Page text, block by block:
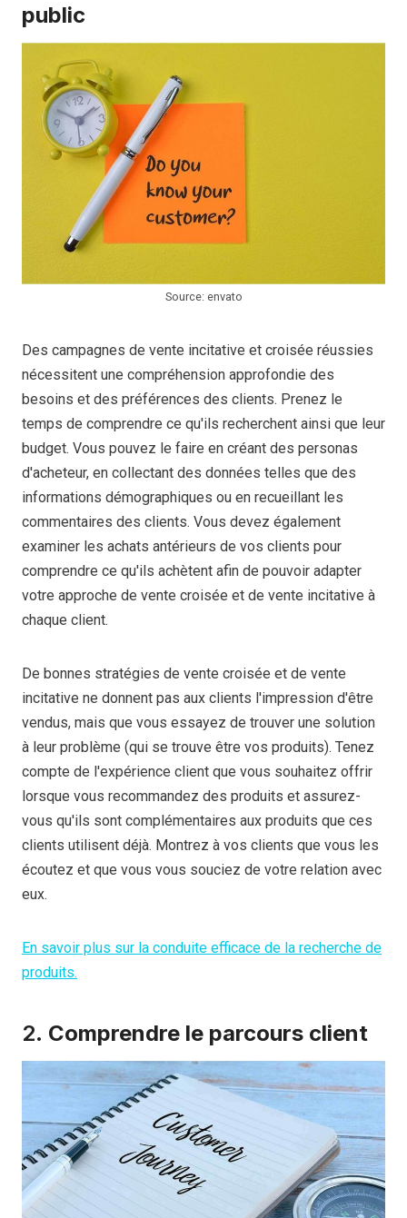
public
Source: envato
Des campagnes de vente incitative et croisée réussies
nécessitent une compréhension approfondie des
besoins et des préférences des clients. Prenez le
temps de comprendre ce qu'ils recherchent ainsi que leur
budget. Vous pouvez le faire en créant des personas
d'acheteur, en collectant des données telles que des
informations démographiques ou en recueillant les
commentaires des clients. Vous devez également
examiner les achats antérieurs de vos clients pour
comprendre ce qu'ils achètent afin de pouvoir adapter
votre approche de vente croisée et de vente incitative à
chaque client.
De bonnes stratégies de vente croisée et de vente
incitative ne donnent pas aux clients l'impression d'être
vendus, mais que vous essayez de trouver une solution
à leur problème (qui se trouve être vos produits). Tenez
compte de l'expérience client que vous souhaitez offrir
lorsque vous recommandez des produits et assurez-
vous qu'ils sont complémentaires aux produits que ces
clients utilisent déjà. Montrez à vos clients que vous les
écoutez et que vous vous souciez de votre relation avec
eux.
En savoir plus sur la conduite efficace de la recherche de
produits.
2. Comprendre le parcours client